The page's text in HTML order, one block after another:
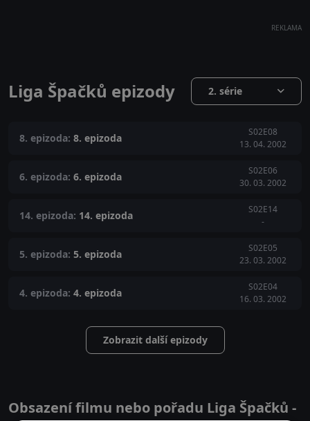
REKLAMA
Liga Špačků epizody 2. série
8. epizoda: 8. epizoda
S02E08
13. 04. 2002
6. epizoda: 6. epizoda
S02E06
30. 03. 2002
14. epizoda: 14. epizoda
S02E14
-
5. epizoda: 5. epizoda
S02E05
23. 03. 2002
4. epizoda: 4. epizoda
S02E04
16. 03. 2002
Zobrazit další epizody
Obsazení filmu nebo pořadu Liga Špačků -